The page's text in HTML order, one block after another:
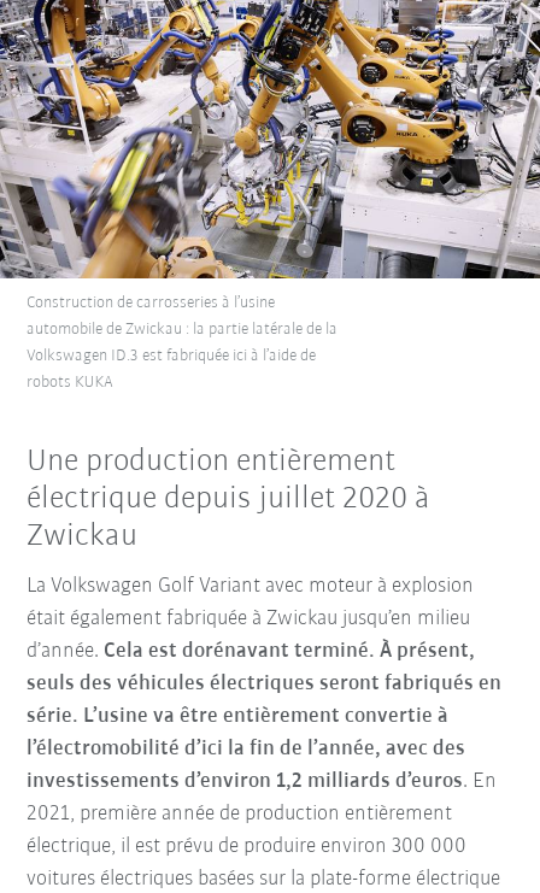
Construction de carrosseries à l’usine
automobile de Zwickau : la partie latérale de la
Volkswagen ID.3 est fabriquée ici à l’aide de
robots KUKA
Une production entièrement
électrique depuis juillet 2020 à
Zwickau
La Volkswagen Golf Variant avec moteur à explosion
était également fabriquée à Zwickau jusqu’en milieu
d’année. Cela est dorénavant terminé. À présent,
seuls des véhicules électriques seront fabriqués en
série. L’usine va être entièrement convertie à
l’électromobilité d’ici la fin de l’année, avec des
investissements d’environ 1,2 milliards d’euros. En
2021, première année de production entièrement
électrique, il est prévu de produire environ 300 000
voitures électriques basées sur la plate-forme électrique